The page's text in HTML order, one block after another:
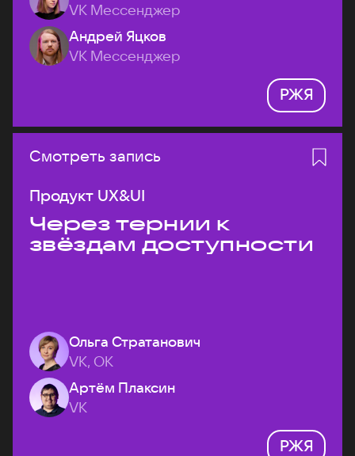
VK Мессенджер
Андрей Яцков
VK Мессенджер
РЖЯ
Смотреть запись
Продукт UX&UI
Через тернии к
звёздам доступности
Ольга Стратанович
VK, ОК
Артём Плаксин
VK
РЖЯ